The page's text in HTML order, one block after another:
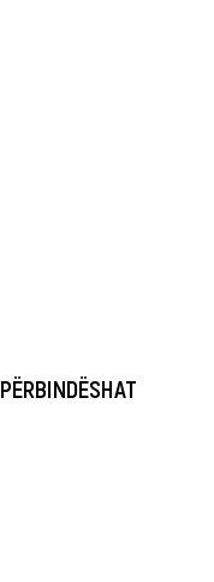
PËRBINDËSHAT